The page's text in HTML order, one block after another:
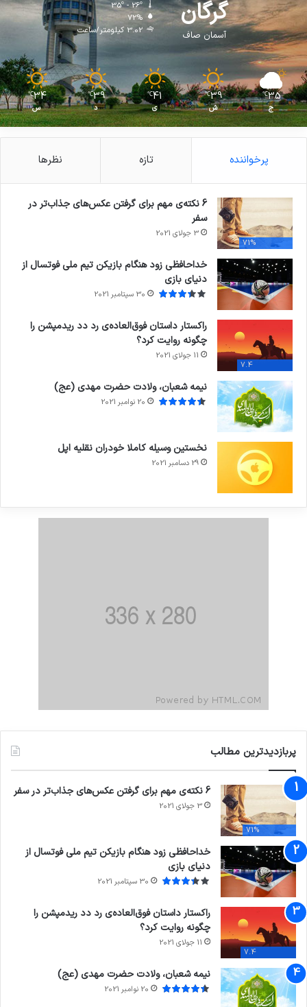
گرگان
آسمان صاف
35º - 26º
72%
3.02 کیلومتر/ساعت
35
℃
ج
39
℃
ش
41
℃
ی
39
℃
د
34
℃
س
پرخواننده تازه نظرها
71%
6 نکته‌ی مهم برای گرفتن عکس‌های جذاب‌تر در
سفر
3 جولای 2021
خداحافظی زود هنگام بازیکن تیم ملی فوتسال از
دنیای بازی
30 سپتامبر 2021
7.4
راکستار داستان فوق‌العاده‌ی رد دد ریدمپشن را
چگونه روایت کرد؟
11 جولای 2021
نیمه شعبان، ولادت حضرت مهدی (عج)
20 نوامبر 2021
نخستین وسیله کاملا خودران نقلیه اپل
29 دسامبر 2021
پربازدیدترین مطالب
71%
6 نکته‌ی مهم برای گرفتن عکس‌های جذاب‌تر در سفر
3 جولای 2021
خداحافظی زود هنگام بازیکن تیم ملی فوتسال از
دنیای بازی
30 سپتامبر 2021
7.4
راکستار داستان فوق‌العاده‌ی رد دد ریدمپشن را
چگونه روایت کرد؟
11 جولای 2021
نیمه شعبان، ولادت حضرت مهدی (عج)
20 نوامبر 2021